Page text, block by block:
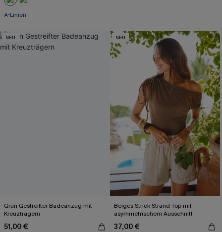
A-Linien
NEU
Grün Gestreifter Badeanzug mit
Kreuzträgern
51,00 €
NEU
Beiges Strick-Strand-Top mit
asymmetrischem Ausschnitt
37,00 €